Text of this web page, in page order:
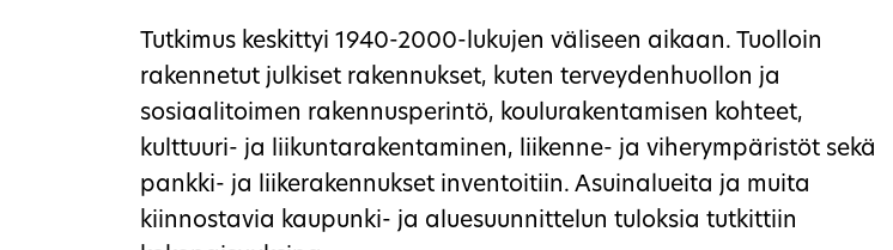
Tutkimus keskittyi 1940-2000-lukujen väliseen aikaan. Tuolloin
rakennetut julkiset rakennukset, kuten terveydenhuollon ja
sosiaalitoimen rakennusperintö, koulurakentamisen kohteet,
kulttuuri- ja liikuntarakentaminen, liikenne- ja viherympäristöt sekä
pankki- ja liikerakennukset inventoitiin. Asuinalueita ja muita
kiinnostavia kaupunki- ja aluesuunnittelun tuloksia tutkittiin